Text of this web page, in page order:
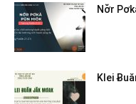
Nơ̆r
Klei